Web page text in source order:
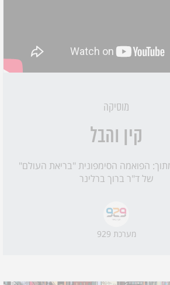
מוסיקה
קין והבל
הפואמה הסימפונית "בריאת העולם"
של ד"ר ברוך ברלינר
מערכת 929